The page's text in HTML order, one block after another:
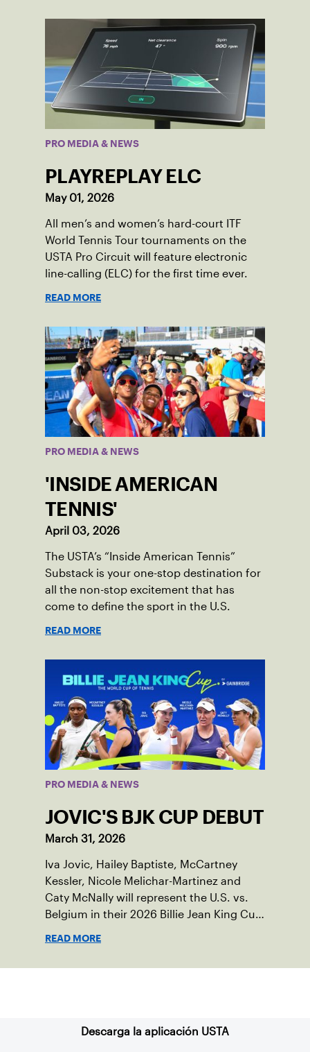
PRO MEDIA & NEWS
PLAYREPLAY ELC
May 01, 2026
All men’s and women’s hard-court ITF
World Tennis Tour tournaments on the
USTA Pro Circuit will feature electronic
line-calling (ELC) for the first time ever.
READ MORE
PRO MEDIA & NEWS
'INSIDE AMERICAN
TENNIS'
April 03, 2026
The USTA’s “Inside American Tennis”
Substack is your one-stop destination for
all the non-stop excitement that has
come to define the sport in the U.S.
READ MORE
PRO MEDIA & NEWS
JOVIC'S BJK CUP DEBUT
March 31, 2026
Iva Jovic, Hailey Baptiste, McCartney
Kessler, Nicole Melichar-Martinez and
Caty McNally will represent the U.S. vs.
Belgium in their 2026 Billie Jean King Cup
READ MORE
Descarga la aplicación USTA